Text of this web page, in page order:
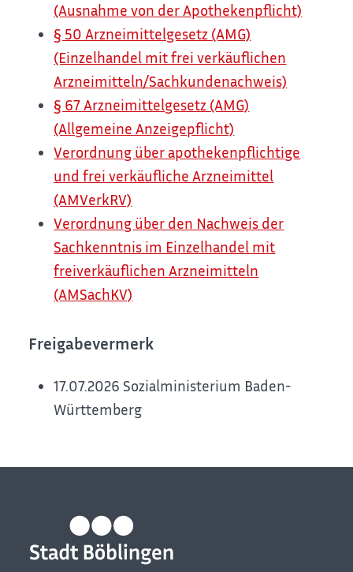
(Ausnahme von der Apothekenpflicht)
§ 50 Arzneimittelgesetz (AMG)
(Einzelhandel mit frei verkäuflichen
Arzneimitteln/Sachkundenachweis)
§ 67 Arzneimittelgesetz (AMG)
(Allgemeine Anzeigepflicht)
Verordnung über apothekenpflichtige
und frei verkäufliche Arzneimittel
(AMVerkRV)
Verordnung über den Nachweis der
Sachkenntnis im Einzelhandel mit
freiverkäuflichen Arzneimitteln
(AMSachKV)
Freigabevermerk
17.07.2026 Sozialministerium Baden-
Württemberg